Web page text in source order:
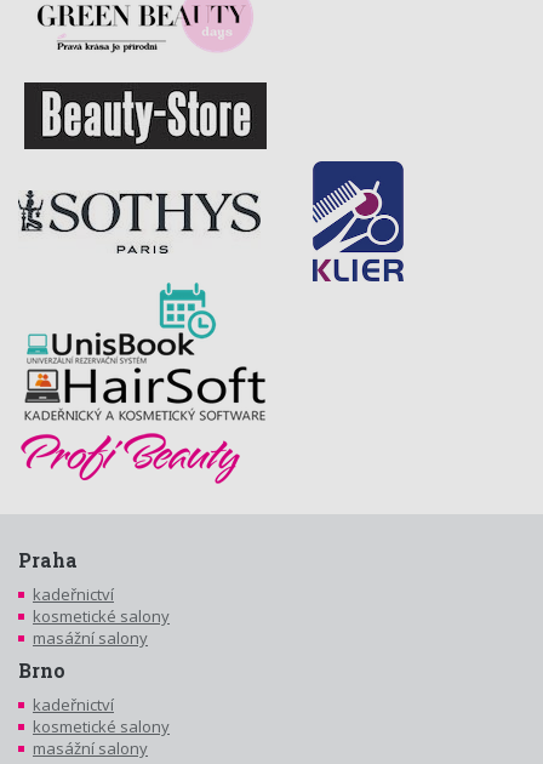
Praha
kadeřnictví
kosmetické salony
masážní salony
Brno
kadeřnictví
kosmetické salony
masážní salony